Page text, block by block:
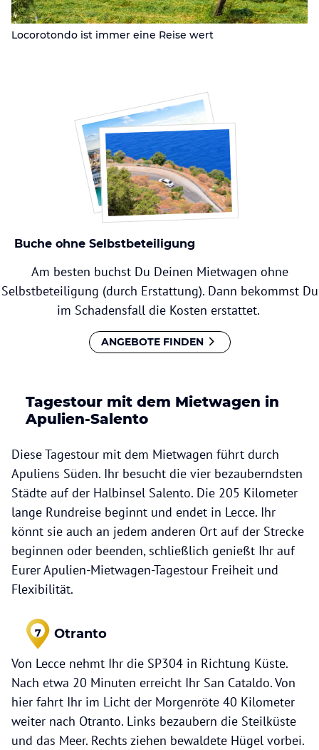
Locorotondo ist immer eine Reise wert
Buche ohne Selbstbeteiligung
Am besten buchst Du Deinen Mietwagen ohne
Selbstbeteiligung (durch Erstattung). Dann bekommst Du
im Schadensfall die Kosten erstattet.
ANGEBOTE FINDEN
Tagestour mit dem Mietwagen in
Apulien-Salento
Diese Tagestour mit dem Mietwagen führt durch
Apuliens Süden. Ihr besucht die vier bezauberndsten
Städte auf der Halbinsel Salento. Die 205 Kilometer
lange Rundreise beginnt und endet in Lecce. Ihr
könnt sie auch an jedem anderen Ort auf der Strecke
beginnen oder beenden, schließlich genießt Ihr auf
Eurer Apulien-Mietwagen-Tagestour Freiheit und
Flexibilität.
7 Otranto
Von Lecce nehmt Ihr die SP304 in Richtung Küste.
Nach etwa 20 Minuten erreicht Ihr San Cataldo. Von
hier fahrt Ihr im Licht der Morgenröte 40 Kilometer
weiter nach Otranto. Links bezaubern die Steilküste
und das Meer. Rechts ziehen bewaldete Hügel vorbei.